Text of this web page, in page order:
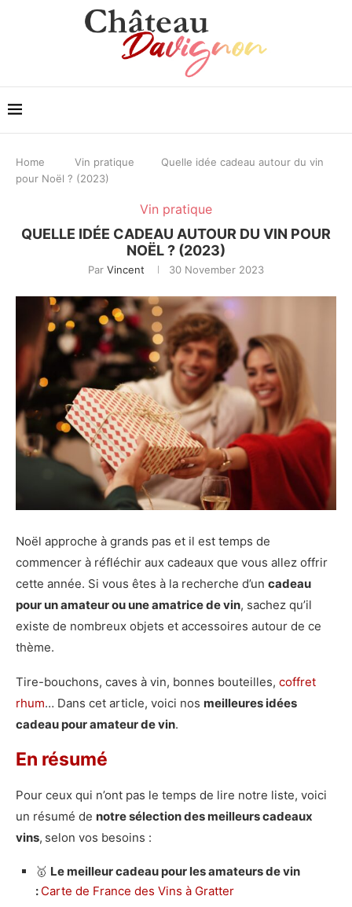
Home Vin pratique
Quelle idée cadeau autour du vin
pour Noël ? (2023)
Vin pratique
QUELLE IDÉE CADEAU AUTOUR DU VIN POUR
NOËL ? (2023)
Par Vincent 30 November 2023
Noël approche à grands pas et il est temps de
commencer à réfléchir aux cadeaux que vous allez offrir
cette année. Si vous êtes à la recherche d’un cadeau
pour un amateur ou une amatrice de vin, sachez qu’il
existe de nombreux objets et accessoires autour de ce
thème.
Tire-bouchons, caves à vin, bonnes bouteilles, coffret
rhum… Dans cet article, voici nos meilleures idées
cadeau pour amateur de vin.
En résumé
Pour ceux qui n’ont pas le temps de lire notre liste, voici
un résumé de notre sélection des meilleurs cadeaux
vins, selon vos besoins :
🥇 Le meilleur cadeau pour les amateurs de vin
: Carte de France des Vins à Gratter